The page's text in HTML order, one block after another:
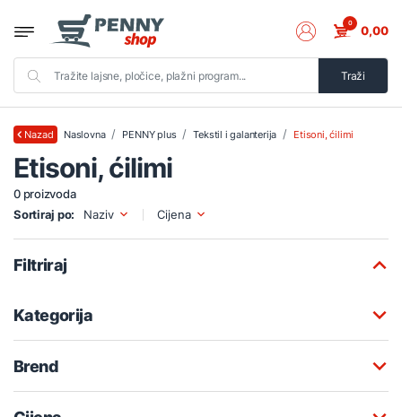
Traži
0 0,00
Nazad Naslovna PENNY plus Tekstil i galanterija Etisoni, ćilimi
Etisoni, ćilimi
0 proizvoda
Sortiraj po:
Naziv Cijena
Filtriraj
Kategorija
Brend